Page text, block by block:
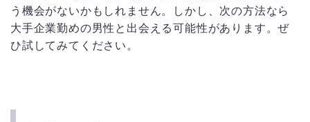
う機会がないかもしれません。しかし、次の方法なら
大手企業勤めの男性と出会える可能性があります。ぜ
ひ試してみてください。